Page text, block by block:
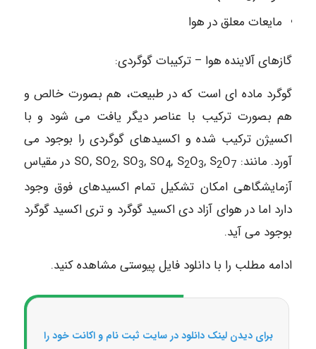
مایعات معلق در هوا
گازهای آلاینده هوا – ترکیبات گوگردی:
گوگرد ماده ای است که در طبیعت، هم بصورت خالص و
هم بصورت ترکیب با عناصر دیگر یافت می شود و با
اکسیژن ترکیب شده و اکسیدهای گوگردی را بوجود می
آورد. مانند: SO, SO
2, SO3, SO4, S2O3, S2O7
در مقیاس
آزمایشگاهی امکان تشکیل تمام اکسیدهای فوق وجود
دارد اما در هوای آزاد دی اکسید گوگرد و تری اکسید گوگرد
بوجود می آید.
ادامه مطلب را با دانلود فایل پیوستی مشاهده کنید.
برای دیدن لینک دانلود در سایت ثبت نام و اکانت خود را